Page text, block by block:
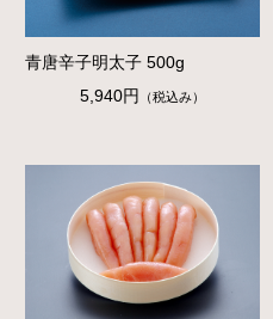
青唐辛子明太子 500g
5,940円
（税込み）